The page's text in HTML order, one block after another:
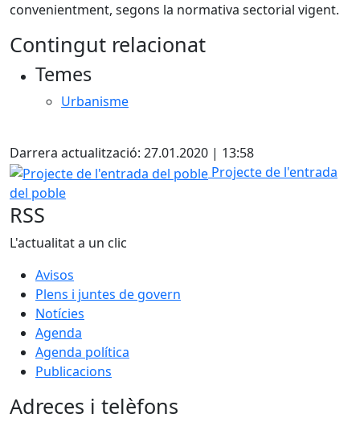
convenientment, segons la normativa sectorial vigent.
Contingut relacionat
Temes
Urbanisme
Darrera actualització: 27.01.2020 | 13:58
Projecte de l'entrada del poble
Projecte de l'entrada
del poble
RSS
L'actualitat a un clic
Avisos
Plens i juntes de govern
Notícies
Agenda
Agenda política
Publicacions
Adreces i telèfons